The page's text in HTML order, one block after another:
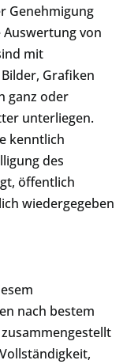
Genehmigung
von
mit
Grafiken
ganz oder
unterliegen.
kenntlich
des
öffentlich
wiedergegeben
nach bestem